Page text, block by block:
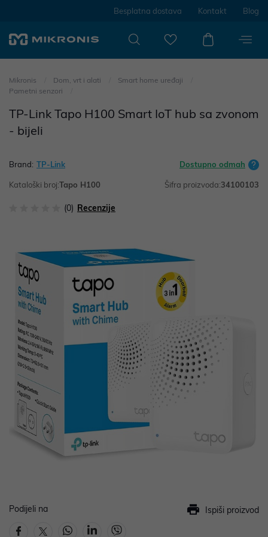
Besplatna dostava Kontakt Blog
Mikronis Dom, vrt i alati
Smart home uređaji
Pametni senzori
TP-Link Tapo H100 Smart IoT hub sa zvonom
- bijeli
Brand: TP-Link Dostupno odmah
Kataloški broj:Tapo H100 Šifra proizvoda:34100103
(0) Recenzije
Podijeli na Ispiši proizvod